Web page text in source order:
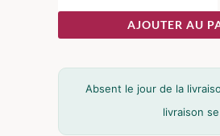
Manguier
Naturel-
Cannelées
120cm
AJOUTER AU
Absent le jour de la
livraison